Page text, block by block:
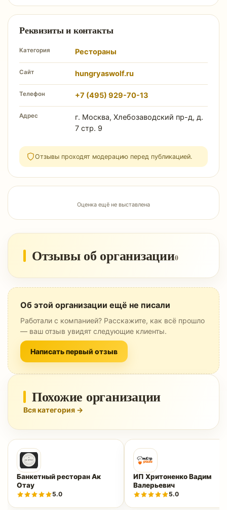
Реквизиты и контакты
Категория Рестораны
Сайт hungryaswolf.ru
Телефон +7 (495) 929-70-13
Адрес
г. Москва, Хлебозаводский пр-д, д.
7 стр. 9
Отзывы проходят модерацию перед публикацией.
Оценка ещё не выставлена
Отзывы об организации0
Об этой организации ещё не писали
Работали с компанией? Расскажите, как всё прошло
— ваш отзыв увидят следующие клиенты.
Написать первый отзыв
Похожие организации
Вся категория →
Банкетный ресторан Ак
Отау
5.0
ИП Хритоненко Вадим
Валерьевич
5.0